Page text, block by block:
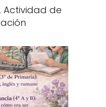
Actividad de